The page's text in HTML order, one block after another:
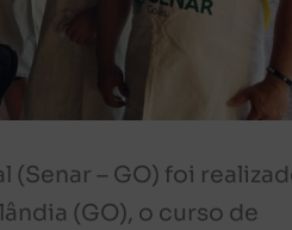
(Senar – GO) foi
(GO), o curso de